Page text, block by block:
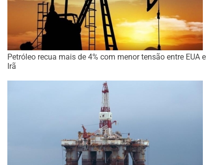
Petróleo recua mais de 4% com menor tensão entre EUA e
Irã